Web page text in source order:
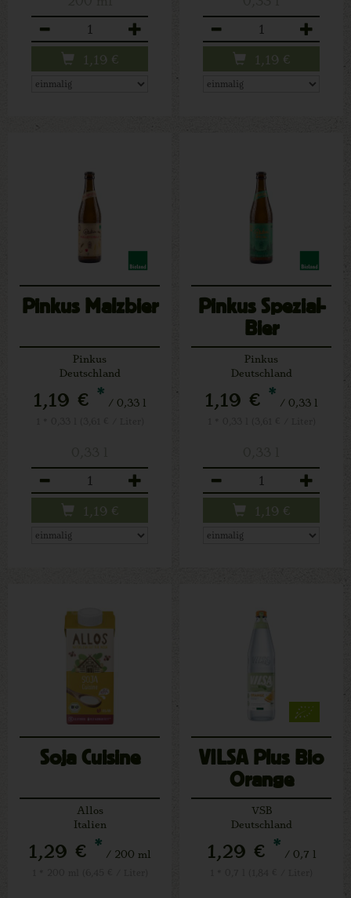
1,19 € 1,19 €
Pinkus Malzbier
Pinkus
Deutschland
1,19 € * / 0,33 l
1,19 €
Pinkus Spezial-
Bier
Pinkus
Deutschland
1,19 € * / 0,33 l
1,19 €
Soja Cuisine
Allos
Italien
1,29 € * / 200 ml
VILSA Plus Bio
Orange
VSB
Deutschland
1,29 € * / 0,7 l